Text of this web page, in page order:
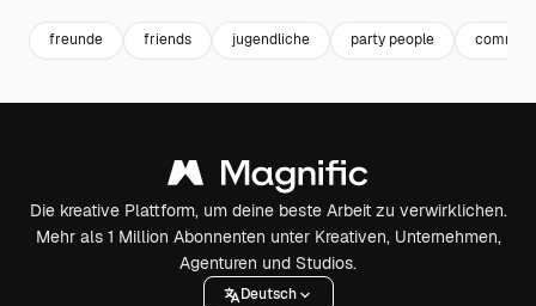
freunde friends jugendliche party people
Die kreative Plattform, um deine beste Arbeit zu verwirklichen.
Mehr als 1 Million Abonnenten unter Kreativen, Unternehmen,
Agenturen und Studios.
Deutsch